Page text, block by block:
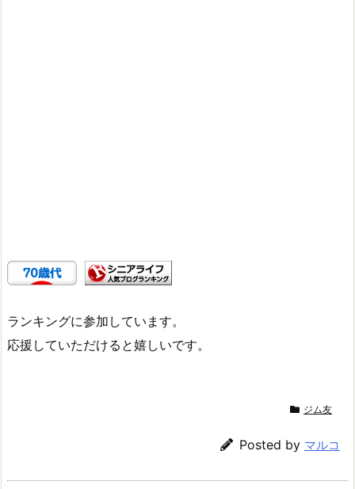
ランキングに参加しています。
応援していただけると嬉しいです。
ジム友
Posted by マルコ